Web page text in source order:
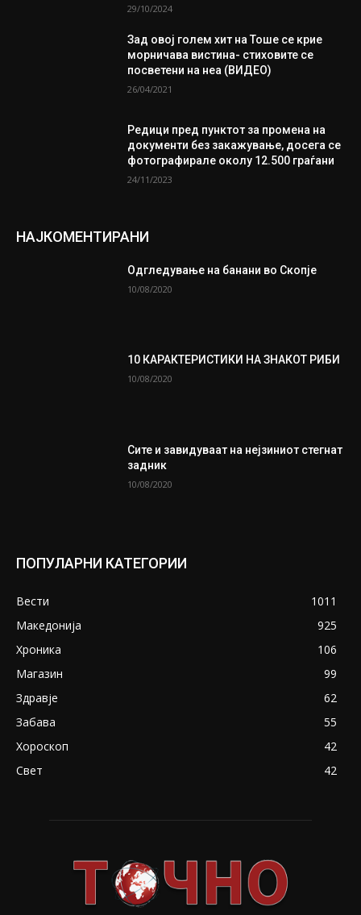
29/10/2024
Зад овој голем хит на Тоше се крие
морничава вистина- стиховите се
посветени на неа (ВИДЕО)
26/04/2021
Редици пред пунктот за промена на
документи без закажување, досега се
фотографирале околу 12.500 граѓани
24/11/2023
НАЈКОМЕНТИРАНИ
Одгледување на банани во Скопје
10/08/2020
10 КАРАКТЕРИСТИКИ НА ЗНАКОТ РИБИ
10/08/2020
Сите и завидуваат на нејзиниот стегнат
задник
10/08/2020
ПОПУЛАРНИ КАТЕГОРИИ
Вести
1011
Македонија
925
Хроника
106
Магазин
99
Здравје
62
Забава
55
Хороскоп
42
Свет
42